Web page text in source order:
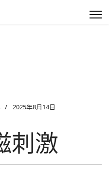
2025年8月14日
刺激